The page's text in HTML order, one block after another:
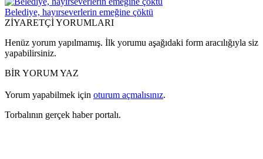
Belediye, hayırseverlerin emeğine çöktü
ZİYARETÇİ YORUMLARI
Henüz yorum yapılmamış. İlk yorumu aşağıdaki form aracılığıyla siz
yapabilirsiniz.
BİR YORUM YAZ
Yorum yapabilmek için oturum açmalısınız.
Torbalının gerçek haber portalı.